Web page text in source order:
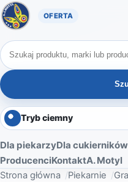
Oferta A. Motyl
Szukaj produktów
Tryb ciemny
Dla piekarzyDla cukierników
ProducenciKontaktA. Motyl
Strona główna Piekarnie